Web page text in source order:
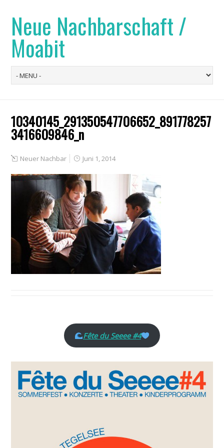
Neue Nachbarschaft /
Moabit
10340145_291350547706652_891778257
3416609846_n
Neuer Nachbar Juni 1, 2014
Fête du Seeee #4